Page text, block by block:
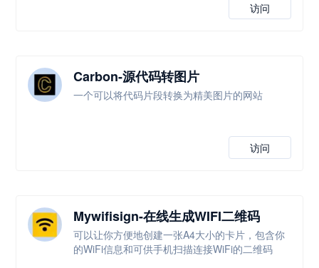
访问
Carbon-源代码转图片
一个可以将代码片段转换为精美图片的网站
访问
Mywifisign-在线生成WIFI二维码
可以让你方便地创建一张A4大小的卡片，包含你
的WiFi信息和可供手机扫描连接WiFi的二维码